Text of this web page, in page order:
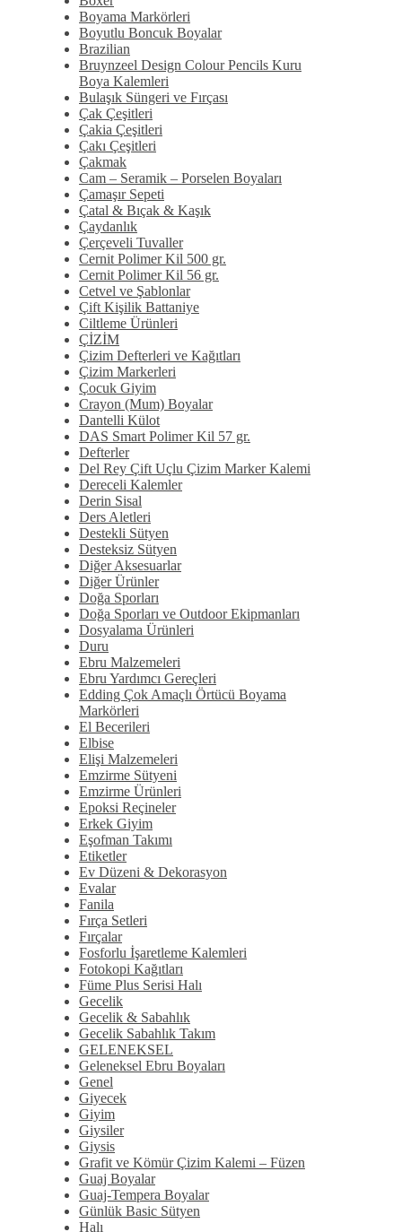
Boyama Markörleri
Boyutlu Boncuk Boyalar
Brazilian
Bruynzeel Design Colour Pencils Kuru
Boya Kalemleri
Bulaşık Süngeri ve Fırçası
Çak Çeşitleri
Çakia Çeşitleri
Çakı Çeşitleri
Çakmak
Cam – Seramik – Porselen Boyaları
Çamaşır Sepeti
Çatal & Bıçak & Kaşık
Çaydanlık
Çerçeveli Tuvaller
Cernit Polimer Kil 500 gr.
Cernit Polimer Kil 56 gr.
Cetvel ve Şablonlar
Çift Kişilik Battaniye
Ciltleme Ürünleri
ÇİZİM
Çizim Defterleri ve Kağıtları
Çizim Markerleri
Çocuk Giyim
Crayon (Mum) Boyalar
Dantelli Külot
DAS Smart Polimer Kil 57 gr.
Defterler
Del Rey Çift Uçlu Çizim Marker Kalemi
Dereceli Kalemler
Derin Sisal
Ders Aletleri
Destekli Sütyen
Desteksiz Sütyen
Diğer Aksesuarlar
Diğer Ürünler
Doğa Sporları
Doğa Sporları ve Outdoor Ekipmanları
Dosyalama Ürünleri
Duru
Ebru Malzemeleri
Ebru Yardımcı Gereçleri
Edding Çok Amaçlı Örtücü Boyama
Markörleri
El Becerileri
Elbise
Elişi Malzemeleri
Emzirme Sütyeni
Emzirme Ürünleri
Epoksi Reçineler
Erkek Giyim
Eşofman Takımı
Etiketler
Ev Düzeni & Dekorasyon
Evalar
Fanila
Fırça Setleri
Fırçalar
Fosforlu İşaretleme Kalemleri
Fotokopi Kağıtları
Füme Plus Serisi Halı
Gecelik
Gecelik & Sabahlık
Gecelik Sabahlık Takım
GELENEKSEL
Geleneksel Ebru Boyaları
Genel
Giyecek
Giyim
Giysiler
Giysis
Grafit ve Kömür Çizim Kalemi – Füzen
Guaj Boyalar
Guaj-Tempera Boyalar
Günlük Basic Sütyen
Halı